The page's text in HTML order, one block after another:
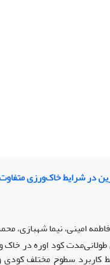
در شرایط خاک‌ورزی
امینی، نیما شهبازی،
کود اوره در
کاربرد سطوح مختلف